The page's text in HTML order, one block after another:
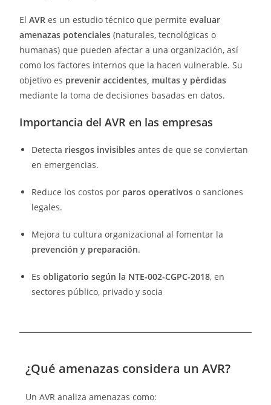
ElAVR es un estudio técnico que permiteevaluar
amenazas potenciales (naturales, tecnológicas o
humanas) que pueden afectar a una organización, así
como los factores internos que la hacen vulnerable. Su
objetivo es prevenir accidentes, multas y pérdidas
mediante la toma de decisiones basadas en datos.
Importancia del AVR en las empresas
Detecta riesgos invisibles antes de que se conviertan
en emergencias.
Reduce los costos por paros operativos o sanciones
legales.
Mejora tu cultura organizacional al fomentar la
prevención y preparación.
Esobligatorio según la NTE-002-CGPC-2018, en
sectores público, privado y socia
¿Qué amenazas considera un AVR?
Un AVR analiza amenazas como: